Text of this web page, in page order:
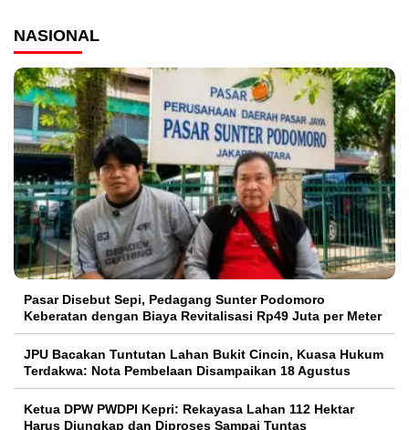
NASIONAL
Pasar Disebut Sepi, Pedagang Sunter Podomoro
Keberatan dengan Biaya Revitalisasi Rp49 Juta per Meter
JPU Bacakan Tuntutan Lahan Bukit Cincin, Kuasa Hukum
Terdakwa: Nota Pembelaan Disampaikan 18 Agustus
Ketua DPW PWDPI Kepri: Rekayasa Lahan 112 Hektar
Harus Diungkap dan Diproses Sampai Tuntas